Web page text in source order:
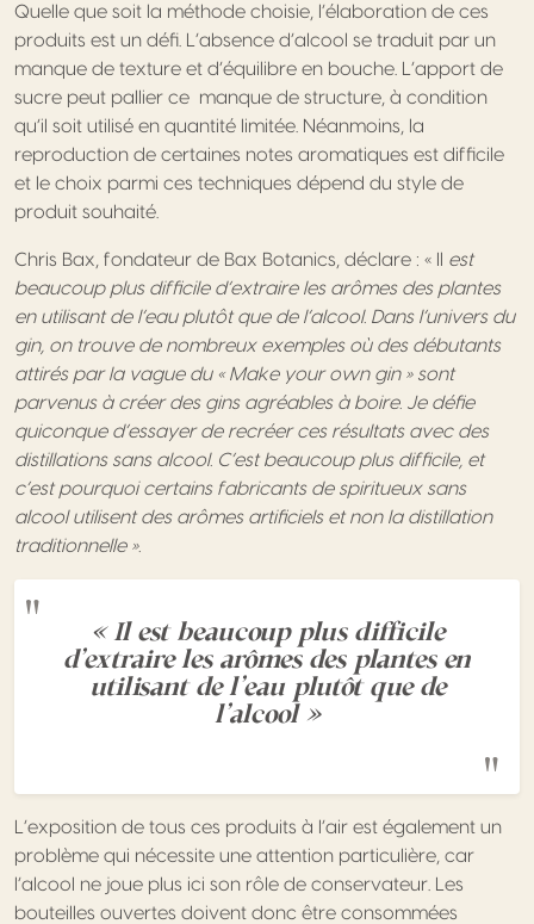
Quelle que soit la méthode choisie, l’élaboration de ces
produits est un défi. L’absence d’alcool se traduit par un
manque de texture et d’équilibre en bouche. L’apport de
sucre peut pallier ce manque de structure, à condition
qu’il soit utilisé en quantité limitée. Néanmoins, la
reproduction de certaines notes aromatiques est difficile
et le choix parmi ces techniques dépend du style de
produit souhaité.
Chris Bax, fondateur de Bax Botanics, déclare : « Il est
beaucoup plus difficile d’extraire les arômes des plantes
en utilisant de l’eau plutôt que de l’alcool. Dans l’univers du
gin, on trouve de nombreux exemples où des débutants
attirés par la vague du « Make your own gin » sont
parvenus à créer des gins agréables à boire. Je défie
quiconque d’essayer de recréer ces résultats avec des
distillations sans alcool. C’est beaucoup plus difficile, et
c’est pourquoi certains fabricants de spiritueux sans
alcool utilisent des arômes artificiels et non la distillation
traditionnelle ».
« Il est beaucoup plus difficile
d’extraire les arômes des plantes en
utilisant de l’eau plutôt que de
l’alcool »
L’exposition de tous ces produits à l’air est également un
problème qui nécessite une attention particulière, car
l’alcool ne joue plus ici son rôle de conservateur. Les
bouteilles ouvertes doivent donc être consommées